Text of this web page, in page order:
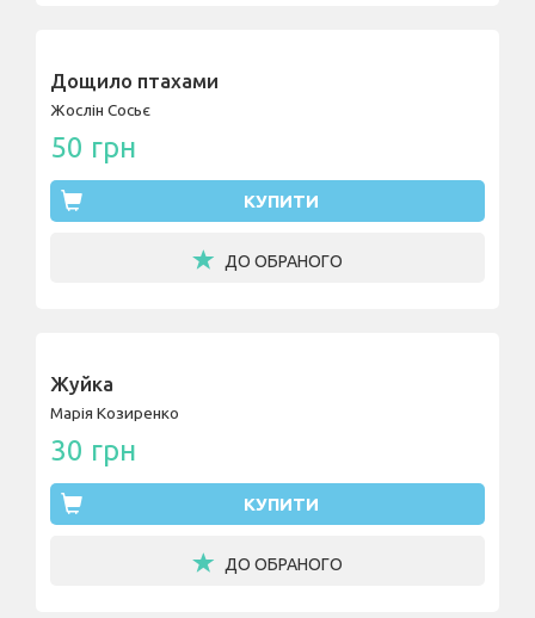
Дощило птахами
Жослін Сосьє
50 грн
КУПИТИ
ДО ОБРАНОГО
Жуйка
Марія Козиренко
30 грн
КУПИТИ
ДО ОБРАНОГО